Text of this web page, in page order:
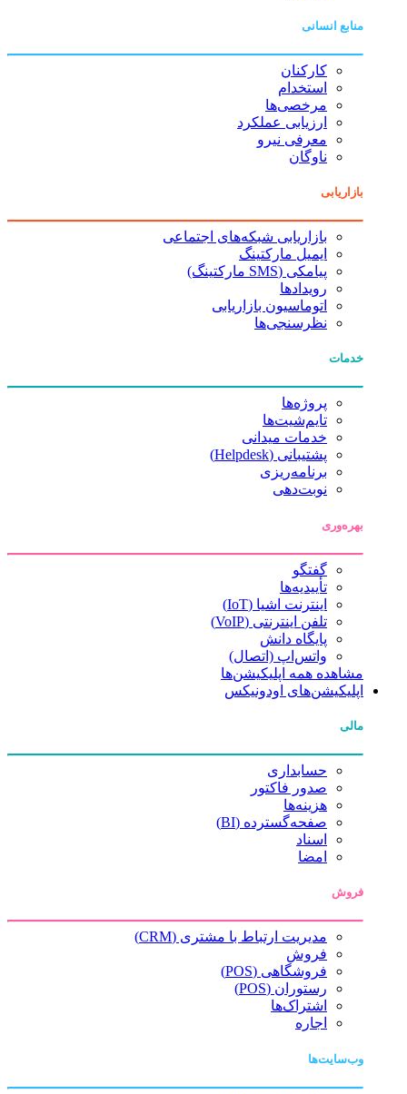
منابع انسانی
کارکنان
استخدام
مرخصی‌ها
ارزیابی عملکرد
معرفی نیرو
ناوگان
بازاریابی
بازاریابی شبکه‌های اجتماعی
ایمیل مارکتینگ
پیامکی (SMS مارکتینگ)
رویدادها
اتوماسیون بازاریابی
نظرسنجی‌ها
خدمات
پروژه‌ها
تایم‌شیت‌ها
خدمات میدانی
پشتیبانی (Helpdesk)
برنامه‌ریزی
نوبت‌دهی
بهره‌وری
گفتگو
تأییدیه‌ها
اینترنت اشیا (IoT)
تلفن اینترنتی (VoIP)
پایگاه دانش
واتس‌اپ (اتصال)
مشاهده همه اپلیکیشن‌ها
اپلیکیشن‌های اودونیکس
مالی
حسابداری
صدور فاکتور
هزینه‌ها
صفحه‌گسترده (BI)
اسناد
امضا
فروش
مدیریت ارتباط با مشتری (CRM)
فروش
فروشگاهی (POS)
رستوران (POS)
اشتراک‌ها
اجاره
وب‌سایت‌ها